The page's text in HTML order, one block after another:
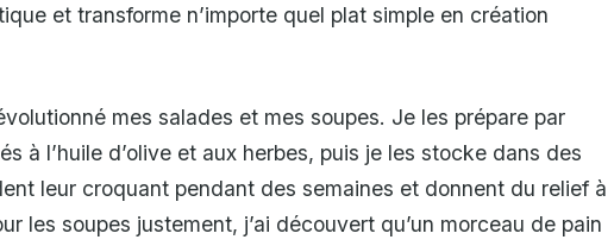
et transforme n’importe quel plat simple en création
mes salades et mes soupes. Je les prépare par
à l’huile d’olive et aux herbes, puis je les stocke dans des
leur croquant pendant des semaines et donnent du relief à
les soupes justement, j’ai découvert qu’un morceau de pain